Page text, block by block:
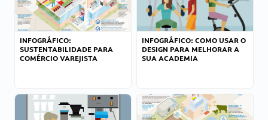
INFOGRÁFICO:
SUSTENTABILIDADE PARA
COMÉRCIO VAREJISTA
INFOGRÁFICO: COMO USAR O
DESIGN PARA MELHORAR A
SUA ACADEMIA